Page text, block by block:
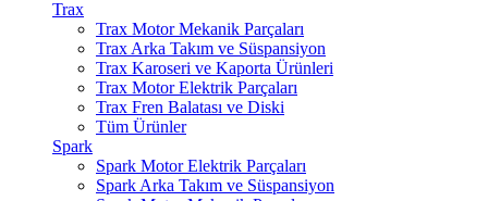
Trax
Trax Motor Mekanik Parçaları
Trax Arka Takım ve Süspansiyon
Trax Karoseri ve Kaporta Ürünleri
Trax Motor Elektrik Parçaları
Trax Fren Balatası ve Diski
Tüm Ürünler
Spark
Spark Motor Elektrik Parçaları
Spark Arka Takım ve Süspansiyon